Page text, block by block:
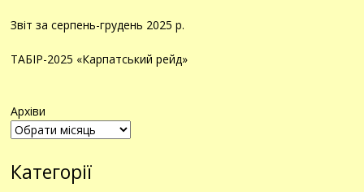
Звіт за серпень-грудень 2025 р.
ТАБІР-2025 «Карпатський рейд»
Архіви
Категорії